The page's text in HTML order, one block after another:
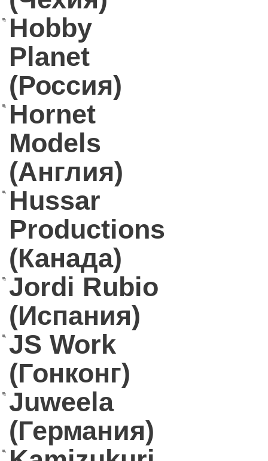
Hobby
Planet
(Россия)
Hornet
Models
(Англия)
Hussar
Productions
(Канада)
Jordi Rubio
(Испания)
JS Work
(Гонконг)
Juweela
(Германия)